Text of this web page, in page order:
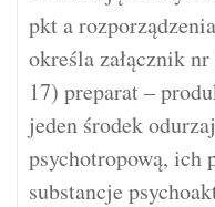
pkt a
określa załącznik
17) preparat –
jeden środek
psychotropową, ich
substancje